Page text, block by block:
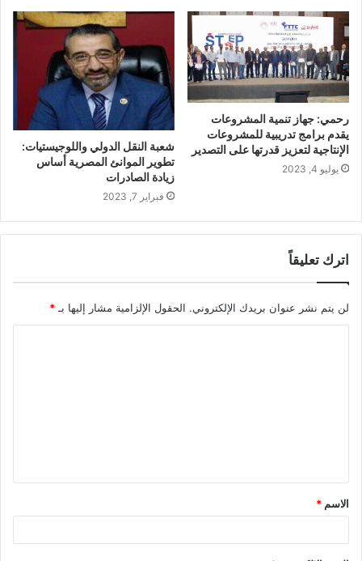
رحمي: جهاز تنمية المشروعات
يقدم برامج تدريبية للمشروعات
الإنتاجية لتعزيز قدرتها على التصدير
يوليو 4, 2023
شعبة النقل الدولي واللوجيستيات:
تطوير الموانئ المصرية أساس
زيادة الصادرات
فبراير 7, 2023
اترك تعليقاً
لن يتم نشر عنوان بريدك الإلكتروني. الحقول الإلزامية مشار إليها بـ *
ق
*
الاسم *